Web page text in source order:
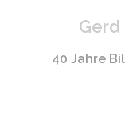
40 Jahre